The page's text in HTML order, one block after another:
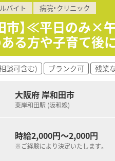
＼＼ こんな業務内容です☆
■OTC販売のみのお仕事です
■OTCカウンセリングや医薬
■お客様には売り上げや利益
＼＼ こんなお店です☆ ／
■和泉中央駅から車で10分
■個人ノルマの設定がなく売
■薬剤師として、お客様を第
■セルフメディケーションに
■OTC販売のご経験を活かし
バイト 病院・クリニック
市】≪平日のみ
る方や子育て後
談可含む) ブランク可 残業
大阪府 岸和田市
東岸和田駅 (阪和線)
時給2,000円～2,000円
※ご経験により決定いたします。